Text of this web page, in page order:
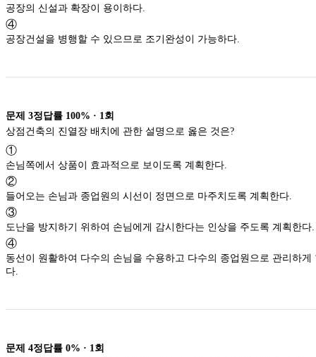
공장의 신설과 확장이 용이하다.
④
공장건설을 병행할 수 있으므로 조기완성이 가능하다.
문제 3정답률 100% · 1 회
상점건축의 진열장 배치에 관한 설명으로 옳은 것은?
①
손님쪽에서 상품이 효과적으로 보이도록 계획한다.
②
들어오는 손님과 종업원의 시선이 정면으로 마주치도록 계획한다.
③
도난을 방지하기 위하여 손님에게 감시한다는 인상을 주도록 계획한다.
④
동선이 원활하여 다수의 손님을 수용하고 다수의 종업원으로 관리하게
다.
문제 4정답률 0% · 1 회